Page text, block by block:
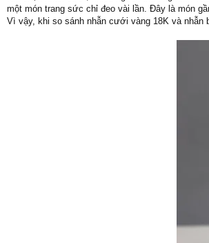
một món trang sức chỉ đeo vài lần. Đây là món
Vì vậy, khi so sánh nhẫn cưới vàng 18K và